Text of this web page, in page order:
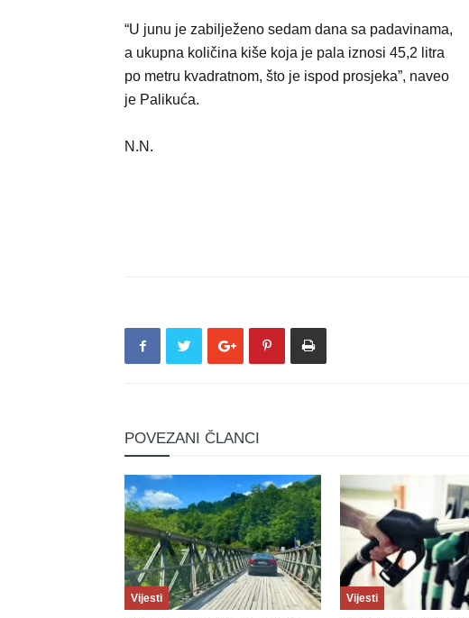
“U junu je zabilježeno sedam dana sa padavinama,
a ukupna količina kiše koja je pala iznosi 45,2 litra
po metru kvadratnom, što je ispod prosjeka”, naveo
je Palikuća.
N.N.
POVEZANI ČLANCI
Vijesti Vijesti